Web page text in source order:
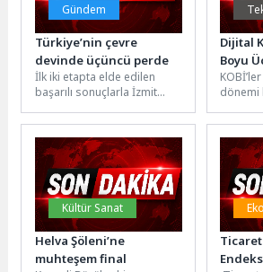
Gündem
Türkiye’nin çevre
devinde üçüncü perde
İlk iki etapta elde edilen
başarılı sonuçlarla İzmit
çevresel iyileşme sağlayan
İzmit...
Dijital
Boyu
E-
dönemi
Kültür Sanat
Helva Şöleni’ne
muhteşem final
Ticaret